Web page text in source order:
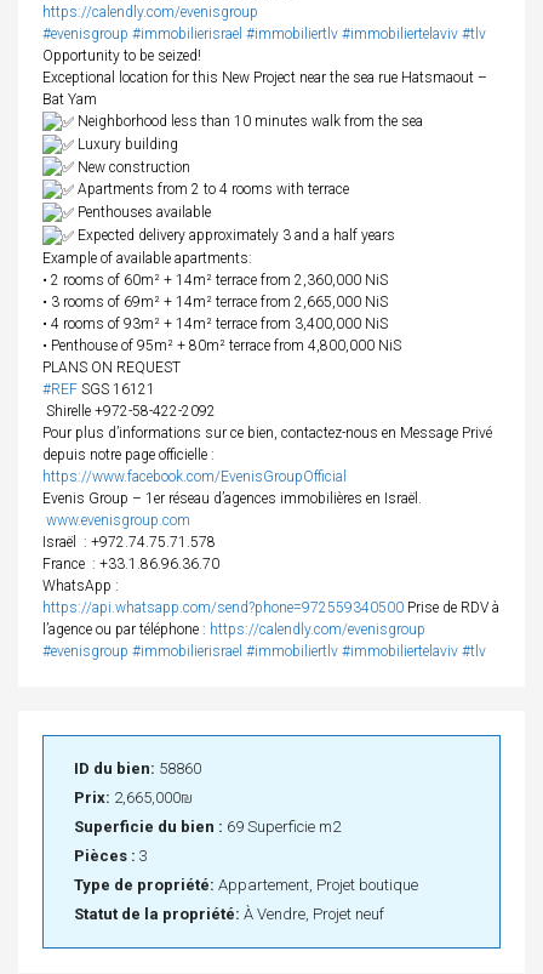
https://calendly.com/evenisgroup
#evenisgroup #immobilierisrael #immobiliertlv #immobiliertelaviv #tlv
Opportunity to be seized!
Exceptional location for this New Project near the sea rue Hatsmaout –
Bat Yam
Neighborhood less than 10 minutes walk from the sea
Luxury building
New construction
Apartments from 2 to 4 rooms with terrace
Penthouses available
Expected delivery approximately 3 and a half years
Example of available apartments:
•⁠ ⁠2 rooms of 60m² + 14m² terrace from 2,360,000 NiS
•⁠ ⁠3 rooms of 69m² + 14m² terrace from 2,665,000 NiS
•⁠ ⁠4 rooms of 93m² + 14m² terrace from 3,400,000 NiS
•⁠ ⁠Penthouse of 95m² + 80m² terrace from 4,800,000 NiS
PLANS ON REQUEST
#REF SGS 16121
Shirelle +972-58-422-2092
Pour plus d’informations sur ce bien, contactez-nous en Message Privé
depuis notre page officielle :
https://www.facebook.com/EvenisGroupOfficial
Evenis Group – 1er réseau d’agences immobilières en Israël.
www.evenisgroup.com
Israël
: +972.74.75.71.578
France : +33.1.86.96.36.70
WhatsApp :
https://api.whatsapp.com/send?phone=972559340500 Prise de RDV à
l’agence ou par téléphone : https://calendly.com/evenisgroup
#evenisgroup #immobilierisrael #immobiliertlv #immobiliertelaviv #tlv
ID du bien: 58860
Prix: 2,665,000₪
Superficie du bien : 69 Superficie m2
Pièces : 3
Type de propriété: Appartement, Projet boutique
Statut de la propriété: À Vendre, Projet neuf